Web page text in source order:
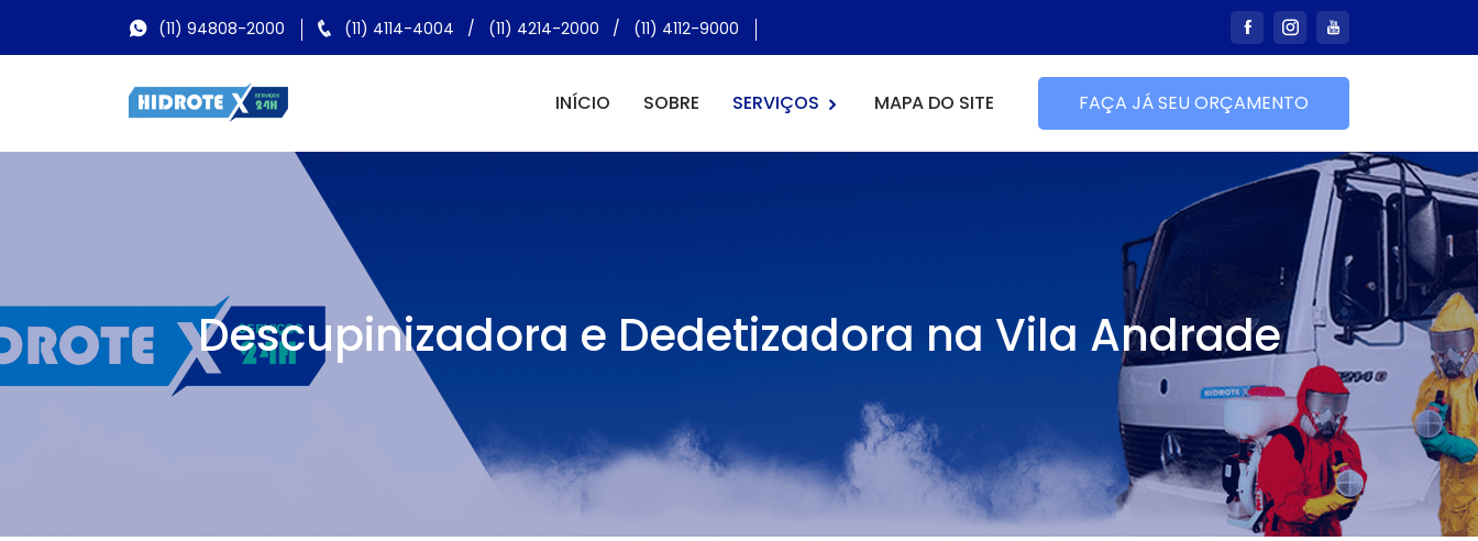
(11) 94808-2000 (11) 4114-4004 / (11) 4214-2000 / (11) 4112-9000
INÍCIO SOBRE SERVIÇOS MAPA DO SITE FAÇA JÁ SEU ORÇAMENTO
Descupinizadora e Dedetizadora na Vila Andrade